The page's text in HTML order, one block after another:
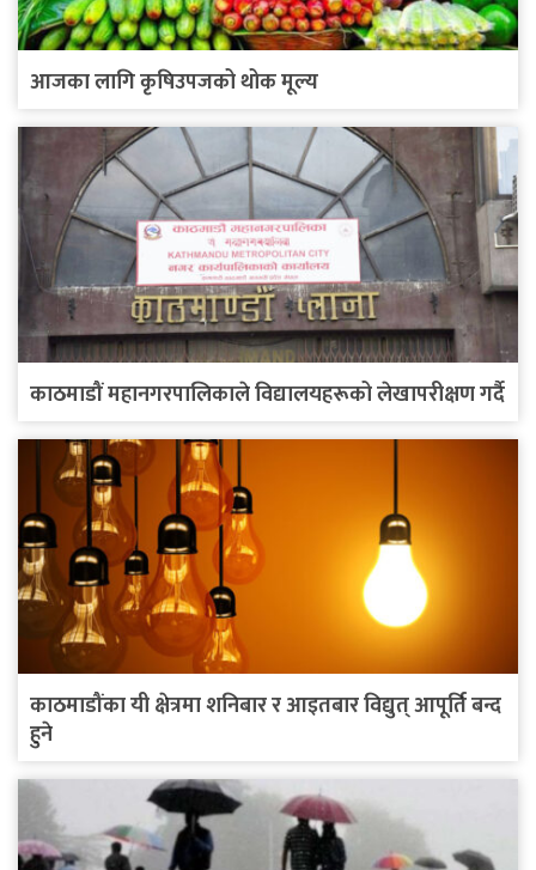
आजका लागि कृषिउपजको थोक मूल्य
काठमाडौं महानगरपालिकाले विद्यालयहरूको लेखापरीक्षण गर्दै
काठमाडौंका यी क्षेत्रमा शनिबार र आइतबार विद्युत् आपूर्ति बन्द
हुने